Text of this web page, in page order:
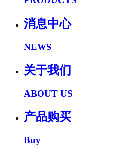
消息中心
NEWS
关于我们
ABOUT US
产品购买
Buy